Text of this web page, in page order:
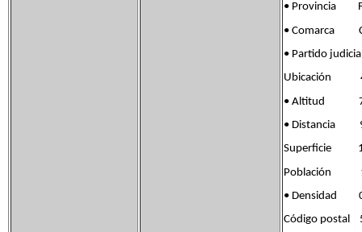
• Provincia
• Comarca
• Partido
Ubicación
• Altitud
• Distancia
Superficie
Población
• Densidad
Código postal